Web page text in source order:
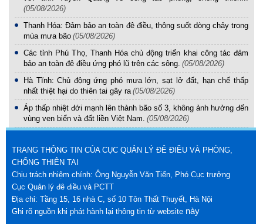
(05/08/2026)
Thanh Hóa: Đảm bảo an toàn đê điều, thông suốt dòng chảy trong
mùa mưa bão (05/08/2026)
Các tỉnh Phú Thọ, Thanh Hóa chủ động triển khai công tác đảm
bảo an toàn đê điều ứng phó lũ trên các sông. (05/08/2026)
Hà Tĩnh: Chủ động ứng phó mưa lớn, sạt lở đất, hạn chế thấp
nhất thiệt hại do thiên tai gây ra (05/08/2026)
Áp thấp nhiệt đới mạnh lên thành bão số 3, không ảnh hưởng đến
vùng ven biển và đất liền Việt Nam. (05/08/2026)
TRANG THÔNG TIN CỦA CỤC QUẢN LÝ ĐÊ ĐIỀU VÀ PHÒNG,
CHỐNG THIÊN TAI
Chịu trách nhiệm chính: Ông Nguyễn Văn Tiến, Phó Cục trưởng
Cục Quản lý đê điều và PCTT
Địa chỉ: Tầng 15, 16 nhà C, số 10 Tôn Thất Thuyết, Hà Nội
Ghi rõ nguồn khi phát hành lại thông tin từ website này